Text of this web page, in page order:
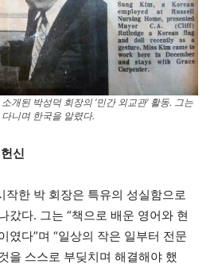
개된 박성덕 회장의 ‘민간 외교관’ 활동. 그는
니며 한국을 알렸다.
신
작한 박 회장은 특유의 성실함으로
갔다. 그는 “책으로 배운 영어와 현
였다”며 “일상의 작은 일부터 전문
을 스스로 부딪치며 해결해야 했